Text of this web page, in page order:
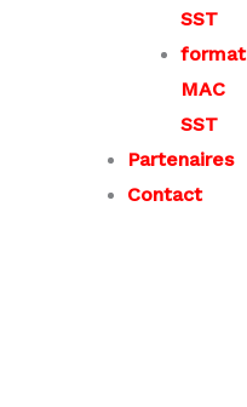
SST
MAC
SST
Partenaires
Contact